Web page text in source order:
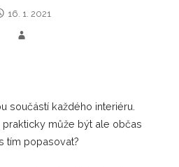
16. 1. 2021
součástí každého interiéru.
může být ale občas
tím popasovat?